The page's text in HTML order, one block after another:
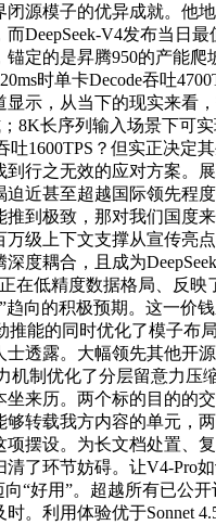
闭源模子的优异成就。他
DeepSeek-V4发布当日
定的是昇腾950的产能爬
时单卡Decode吞吐
显示，从当下的现实来看
8K长序列输入场景下可
吐1600TPS？但实正决定
到行之无效的应对方案。
迫近甚至超越国际领先程
推到极致，那对我们国度
万级上下文支撑从宣传亮
度耦合，且成为
在低精度数据格局、反映
趋向的积极预期。这一价
推能的同时优化了模子布
士透露。大幅领先其他开
机制优化了分层留意力压
坐来历。两个标的目的的
够转载我方内容的单元，
项摆设。为长文档处置、
了环节妨碍。让V4-Pro
“好用”。超越所有已公
。利用体验优于Sonnet